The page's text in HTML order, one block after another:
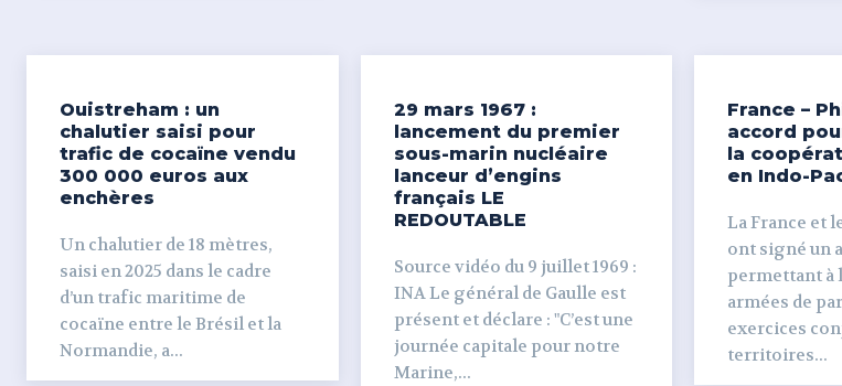
Ouistreham : un
chalutier saisi pour
trafic de cocaïne vendu
300 000 euros aux
enchères
Un chalutier de 18 mètres,
saisi en 2025 dans le cadre
d’un trafic maritime de
cocaïne entre le Brésil et la
Normandie, a...
29 mars 1967 :
lancement du premier
sous-marin nucléaire
lanceur d’engins
français LE
REDOUTABLE
Source vidéo du 9 juillet 1969 :
INA Le général de Gaulle est
présent et déclare : "C’est une
journée capitale pour notre
Marine,...
France –
accord
la
en Indo-
La France et
ont signé un
permettant à
armées de
exercices
territoires...